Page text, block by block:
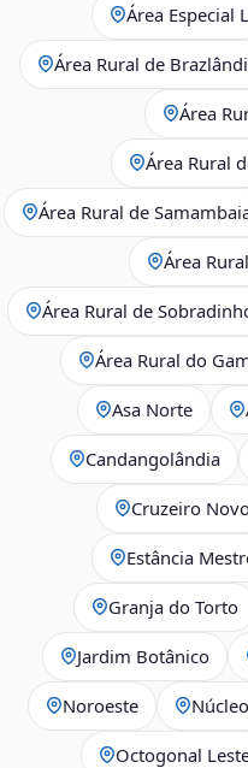
Área Especial L
Área Rural de
Área
Área Rural
Área Rural de
Área
Área Rural de
Área Rural do
Asa Norte
Candangolândia
Cruzeiro Novo
Estância
Granja do Torto
Jardim Botânico
Noroeste
Octogonal